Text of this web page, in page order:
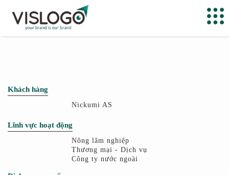
Khách hàng
Nickumi AS
Lĩnh vực hoạt động
Nông lâm nghiệp
Thương mại - Dịch vụ
Công ty nước ngoài